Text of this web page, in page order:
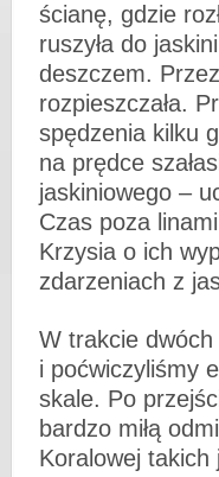
ścianę, gdzie
ruszyła do
deszczem.
rozpieszczała.
spędzenia kilku
na prędce
jaskiniowego –
Czas poza
Krzysia o ich
zdarzeniach z
W trakcie
i poćwiczyliśmy
skale. Po
bardzo miłą
Koralowej